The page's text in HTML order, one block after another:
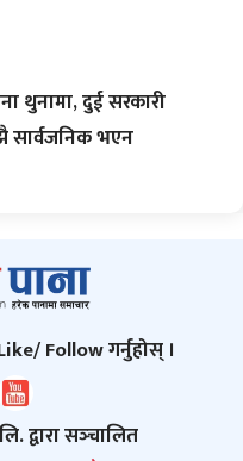
थुनामा, दुई सरकारी
सार्वजनिक भएन
Follow गर्नुहोस् ।
द्वारा सञ्‍चालित